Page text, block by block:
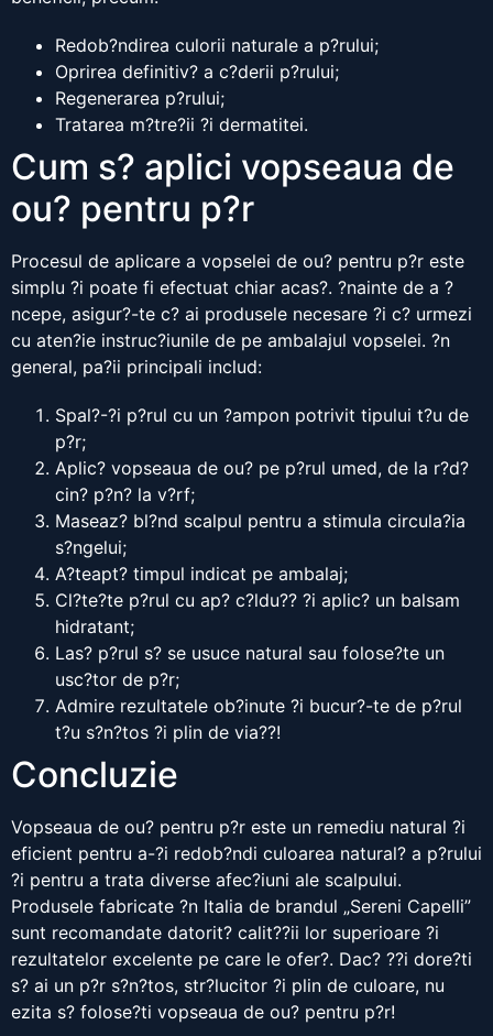
Redob?ndirea culorii naturale a p?rului;
Oprirea definitiv? a c?derii p?rului;
Regenerarea p?rului;
Tratarea m?tre?ii ?i dermatitei.
Cum s? aplici vopseaua de
ou? pentru p?r
Procesul de aplicare a vopselei de ou? pentru p?r este
simplu ?i poate fi efectuat chiar acas?. ?nainte de a ?
ncepe, asigur?-te c? ai produsele necesare ?i c? urmezi
cu aten?ie instruc?iunile de pe ambalajul vopselei. ?n
general, pa?ii principali includ:
Spal?-?i p?rul cu un ?ampon potrivit tipului t?u de
p?r;
Aplic? vopseaua de ou? pe p?rul umed, de la r?d?
cin? p?n? la v?rf;
Maseaz? bl?nd scalpul pentru a stimula circula?ia
s?ngelui;
A?teapt? timpul indicat pe ambalaj;
Cl?te?te p?rul cu ap? c?ldu?? ?i aplic? un balsam
hidratant;
Las? p?rul s? se usuce natural sau folose?te un
usc?tor de p?r;
Admire rezultatele ob?inute ?i bucur?-te de p?rul
t?u s?n?tos ?i plin de via??!
Concluzie
Vopseaua de ou? pentru p?r este un remediu natural ?i
eficient pentru a-?i redob?ndi culoarea natural? a p?rului
?i pentru a trata diverse afec?iuni ale scalpului.
Produsele fabricate ?n Italia de brandul „Sereni Capelli”
sunt recomandate datorit? calit??ii lor superioare ?i
rezultatelor excelente pe care le ofer?. Dac? ??i dore?ti
s? ai un p?r s?n?tos, str?lucitor ?i plin de culoare, nu
ezita s? folose?ti vopseaua de ou? pentru p?r!